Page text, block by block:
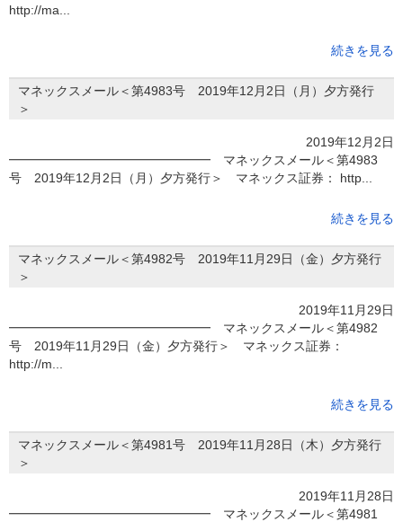
http://ma...
続きを見る
マネックスメール＜第4983号 2019年12月2日（月）夕方発行
＞
2019年12月2日
━━━━━━━━━━━━━━━━ マネックスメール＜第4983
号 2019年12月2日（月）夕方発行＞ マネックス証券： http...
続きを見る
マネックスメール＜第4982号 2019年11月29日（金）夕方発行
＞
2019年11月29日
━━━━━━━━━━━━━━━━ マネックスメール＜第4982
号 2019年11月29日（金）夕方発行＞ マネックス証券：
http://m...
続きを見る
マネックスメール＜第4981号 2019年11月28日（木）夕方発行
＞
2019年11月28日
━━━━━━━━━━━━━━━━ マネックスメール＜第4981